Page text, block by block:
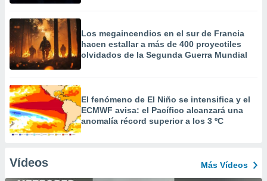
Los megaincendios en el sur de Francia
hacen estallar a más de 400 proyectiles
olvidados de la Segunda Guerra Mundial
El fenómeno de El Niño se intensifica y el
ECMWF avisa: el Pacífico alcanzará una
anomalía récord superior a los 3 ºC
Vídeos Más Vídeos